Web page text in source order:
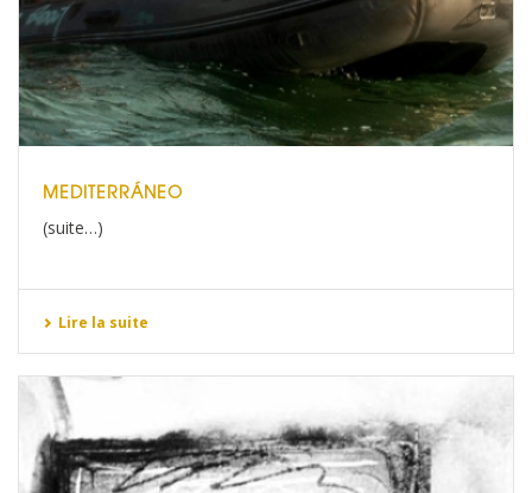
MEDITERRÁNEO
(suite…)
Lire la suite